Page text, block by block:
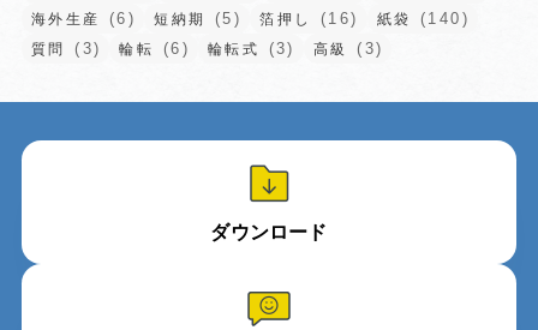
海外生産 (6) 短納期 (5) 箔押し (16) 紙袋 (140)
質問 (3) 輪転 (6) 輪転式 (3) 高級 (3)
ダウンロード